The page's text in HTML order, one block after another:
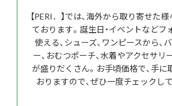
【PERI．】では、海外から取り寄せた
ております。誕生日・イベントなどフ
使える、シューズ、ワンピースから、
ー、おむつポーチ、水着やアクセサリ
が盛りだくさん。お手頃価格で、手に
おりますので、ぜひ一度チェックし